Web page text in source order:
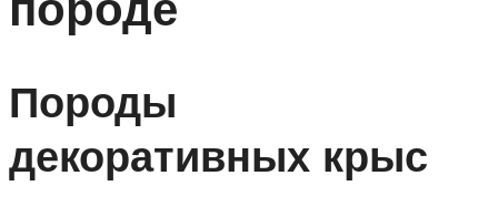
Породы
декоративных крыс